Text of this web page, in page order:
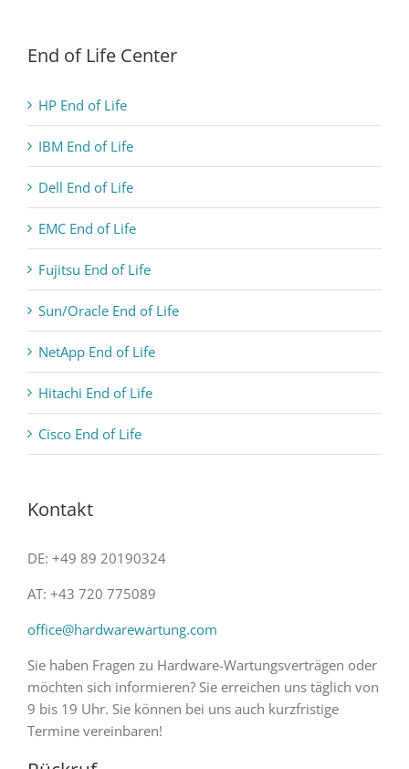
End of Life Center
HP End of Life
IBM End of Life
Dell End of Life
EMC End of Life
Fujitsu End of Life
Sun/Oracle End of Life
NetApp End of Life
Hitachi End of Life
Cisco End of Life
Kontakt
DE: +49 89 20190324
AT: +43 720 775089
office@hardwarewartung.com
Sie haben Fragen zu Hardware-Wartungsverträgen oder
möchten sich informieren? Sie erreichen uns täglich von
9 bis 19 Uhr. Sie können bei uns auch kurzfristige
Termine vereinbaren!